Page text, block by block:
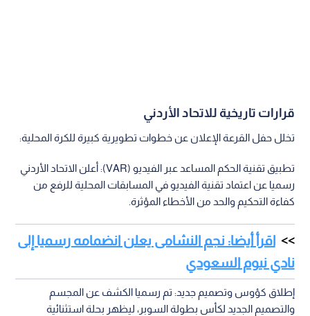
قرارات تاريخية للاتحاد الأردني
تخلل حفل القرعة الإعلان عن خطوات تطويرية كبيرة للكرة المحلية:
تطبيق تقنية الحكم المساعد عبر الفيديو (VAR): أعلن الاتحاد الأردني
رسميا عن اعتماد تقنية الفيديو في المسابقات المحلية للرفع من
كفاءة التحكيم والحد من الأخطاء المؤثرة.
اقرأ أيضا: نجم النشامى يعلن انضمامه رسميا إلى
نادي نيوم السعودي
إطلاق كؤوس وتصميم جديد: تم رسميا الكشف عن المجسم
والتصميم الجديد لكأس بطولة السوبر، ليظهر بحلة استثنائية